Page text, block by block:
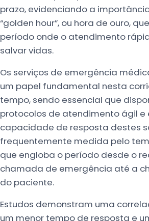
prazo, evidenciando a
“golden hour”, ou hora de ouro,
período onde o atendimento
salvar vidas.
Os serviços de emergência
um papel fundamental nesta
tempo, sendo essencial que
protocolos de atendimento ágil e
capacidade de resposta destes
frequentemente medida pelo
que engloba o período desde o
chamada de emergência até a
do paciente.
Estudos demonstram uma
um menor tempo de resposta e